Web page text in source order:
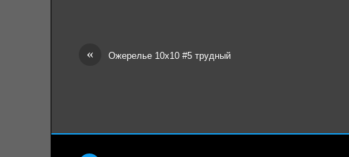
« Ожерелье 10х10 #5 трудный